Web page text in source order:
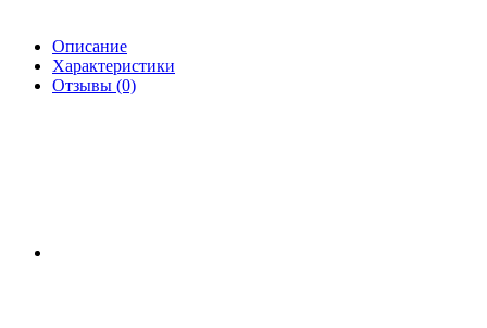
Описание
Характеристики
Отзывы (0)